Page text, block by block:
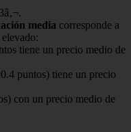
media corresponde a
tiene un precio medio de
puntos) tiene un precio
con un precio medio de